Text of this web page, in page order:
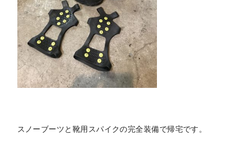
スノーブーツと靴用スパイクの完全装備で帰宅です。